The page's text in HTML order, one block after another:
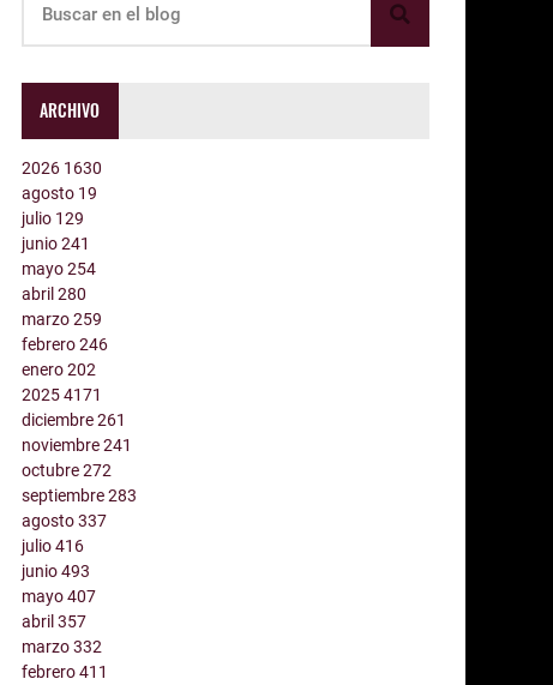
ARCHIVO
2026 1630
agosto 19
julio 129
junio241
mayo254
abril280
marzo259
febrero246
enero202
20254171
diciembre261
noviembre241
octubre272
septiembre283
agosto337
julio416
junio493
mayo407
abril357
marzo332
febrero411